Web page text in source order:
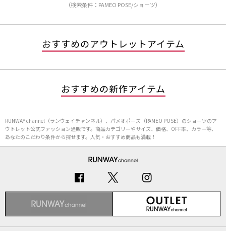
（検索条件：PAMEO POSE/ショーツ）
おすすめのアウトレットアイテム
おすすめの新作アイテム
RUNWAY channel（ランウェイチャンネル）、パメオポーズ（PAMEO POSE）のショーツのア
ウトレット公式ファッション通販です。商品カテゴリーやサイズ、価格、OFF率、カラー等、
あなたのこだわり条件から探せます。人気・おすすめ商品も満載！